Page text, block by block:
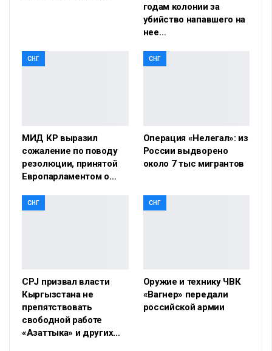
годам колонии за
убийство напавшего на
нее…
СНГ
МИД КР выразил
сожаление по поводу
резолюции, принятой
Европарламентом о…
СНГ
Операция «Нелегал»: из
России выдворено
около 7 тыс мигрантов
СНГ
CPJ призвал власти
Кыргызстана не
препятствовать
свободной работе
«Азаттыка» и других…
СНГ
Оружие и технику ЧВК
«Вагнер» передали
российской армии